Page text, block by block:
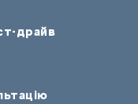
драйв